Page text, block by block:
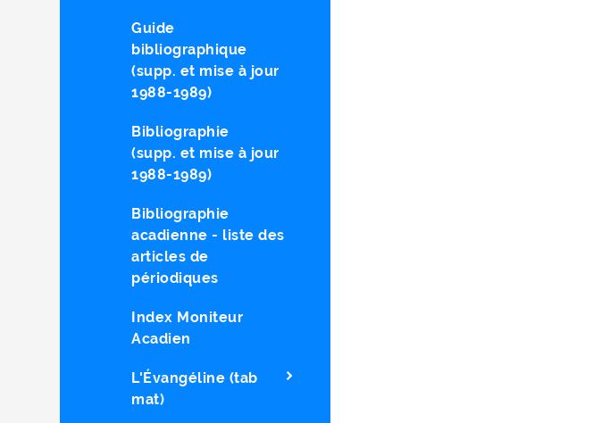
Guide
bibliographique
(supp. et mise à jour
1988-1989)
Bibliographie
(supp. et mise à jour
1988-1989)
Bibliographie
acadienne - liste des
articles de
périodiques
Index Moniteur
Acadien
L'Évangéline (tab
mat)